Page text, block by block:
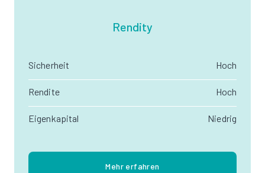
Rendity
Sicherheit Hoch
Rendite Hoch
Eigenkapital Niedrig
Mehr erfahren